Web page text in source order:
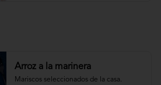
Arroz a la marinera
Mariscos seleccionados de la casa.